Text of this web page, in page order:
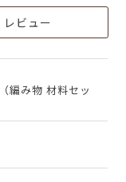
レビュー
編み物 材料セッ